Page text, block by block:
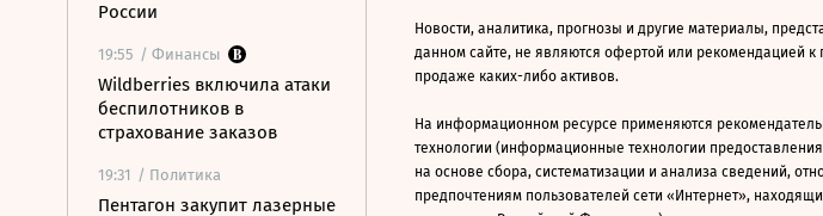
России
19:55 / Финансы
Wildberries включила атаки
беспилотников в
страхование заказов
19:31 / Политика
Пентагон закупит лазерные
Новости, аналитика, прогнозы и другие материалы,
данном сайте, не являются офертой или рекомендацией к
продаже каких-либо активов.
На информационном ресурсе применяются
технологии (информационные технологии
на основе сбора, систематизации и анализа сведений,
предпочтениям пользователей сети «Интернет»,